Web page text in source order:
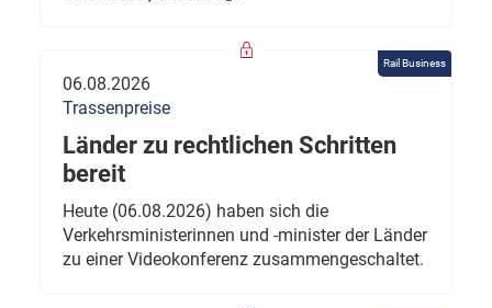
Rail Business
06.08.2026
Trassenpreise
Länder zu rechtlichen Schritten
bereit
Heute (06.08.2026) haben sich die
Verkehrsministerinnen und -minister der Länder
zu einer Videokonferenz zusammengeschaltet.